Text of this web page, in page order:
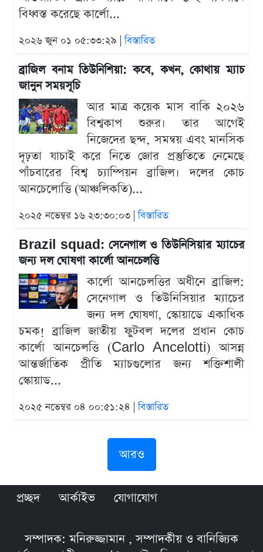
বিধ্বস্ত করেছে কার্লো...
২০২৬ জুন ০১ ০৫:৩৩:২৯ |বিস্তারিত
ব্রাজিল বনাম তিউনিশিয়া: কবে, কখন, কোথায় ম্যাচ
জানুন সময়সূচি
আর মাত্র কয়েক মাস বাকি ২০২৬
বিশ্বকাপ শুরুর। তার আগেই
নিজেদের ছন্দ, সমন্বয় এবং মানসিক
দৃঢ়তা যাচাই করে নিতে জোর প্রস্তুতিতে নেমেছে
পাঁচবারের বিশ্ব চ্যাম্পিয়ন ব্রাজিল। দলের কোচ
আনচেলোত্তি (আঞ্চলিকতি)...
২০২৫ নভেম্বর ১৬ ২৩:৩০:০৩ |বিস্তারিত
Brazil squad: সেনেগাল ও তিউনিসিয়ার ম্যাচের
জন্য দল ঘোষণা কার্লো আনচেলত্তি
কার্লো আনচেলত্তির অধীনে ব্রাজিল:
সেনেগাল ও তিউনিসিয়ার ম্যাচের
জন্য দল ঘোষণা, স্কোয়াডে একাধিক
চমক! ব্রাজিল জাতীয় ফুটবল দলের প্রধান কোচ
কার্লো আনচেলত্তি (Carlo Ancelotti) আসন্ন
আন্তর্জাতিক প্রীতি ম্যাচগুলোর জন্য শক্তিশালী
স্কোয়াড...
২০২৫ নভেম্বর ০৪ ০০:৫১:২৪ |বিস্তারিত
আরও
প্রচ্ছদ আর্কাইভ যোগাযোগ
সম্পাদক: মনিরুজ্জামান , সম্পাদকীয় ও বানিজ্যিক